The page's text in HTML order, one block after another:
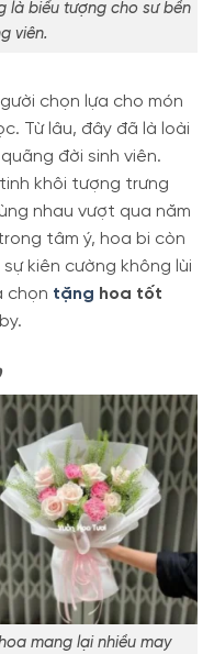
là biểu tượng cho sư bền
viên.
chọn lựa cho món
Từ lâu, đây đã là loài
đời sinh viên.
khôi tượng trưng
nhau vượt qua năm
tâm ý, hoa bi còn
kiên cường không lùi
chọn tặng hoa tốt
mang lại nhiều may